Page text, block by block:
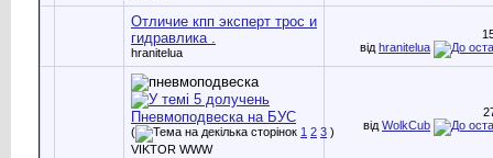
Отличие кпп эксперт трос и
гидравлика .
hranitelua
від hranitelua
Пневмоподвеска на БУС
( 1 2 3 )
VIKTOR WWW
від WolkCub